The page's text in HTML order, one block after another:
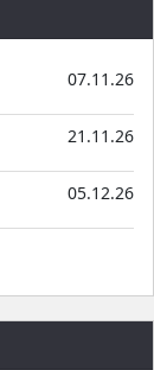
07.11.26
21.11.26
05.12.26